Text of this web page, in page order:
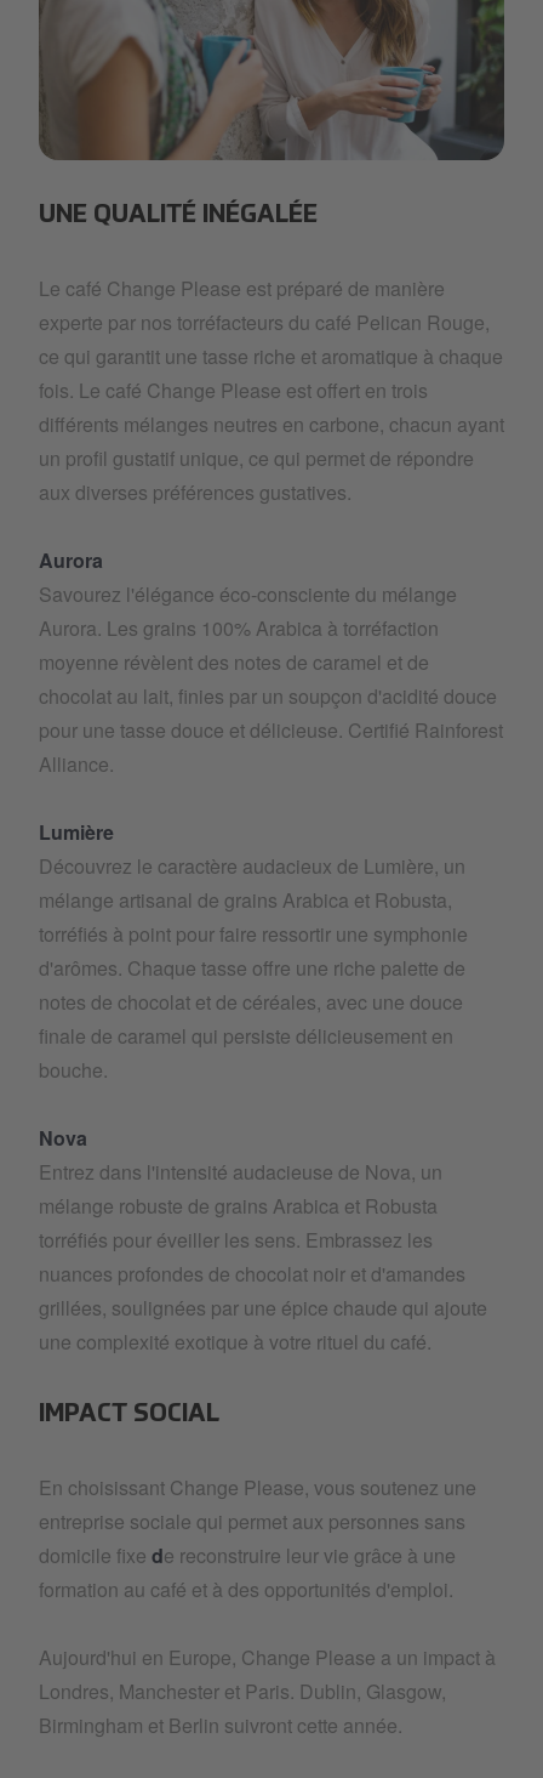
UNE QUALITÉ INÉGALÉE
Le café Change Please est préparé de manière
experte par nos torréfacteurs du café Pelican Rouge,
ce qui garantit une tasse riche et aromatique à chaque
fois. Le café Change Please est offert en trois
différents mélanges neutres en carbone, chacun ayant
un profil gustatif unique, ce qui permet de répondre
aux diverses préférences gustatives.
Aurora
Savourez l'élégance éco-consciente du mélange
Aurora. Les grains 100% Arabica à torréfaction
moyenne révèlent des notes de caramel et de
chocolat au lait, finies par un soupçon d'acidité douce
pour une tasse douce et délicieuse. Certifié Rainforest
Alliance.
Lumière
Découvrez le caractère audacieux de Lumière, un
mélange artisanal de grains Arabica et Robusta,
torréfiés à point pour faire ressortir une symphonie
d'arômes. Chaque tasse offre une riche palette de
notes de chocolat et de céréales, avec une douce
finale de caramel qui persiste délicieusement en
bouche.
Nova
Entrez dans l'intensité audacieuse de Nova, un
mélange robuste de grains Arabica et Robusta
torréfiés pour éveiller les sens. Embrassez les
nuances profondes de chocolat noir et d'amandes
grillées, soulignées par une épice chaude qui ajoute
une complexité exotique à votre rituel du café.
IMPACT SOCIAL
En choisissant Change Please, vous soutenez une
entreprise sociale qui permet aux personnes sans
domicile fixe de reconstruire leur vie grâce à une
formation au café et à des opportunités d'emploi.
Aujourd'hui en Europe, Change Please a un impact à
Londres, Manchester et Paris. Dublin, Glasgow,
Birmingham et Berlin suivront cette année.